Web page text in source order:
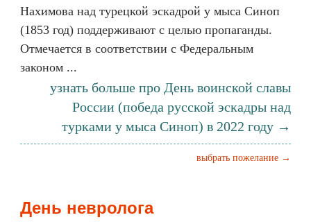
Нахимова над турецкой эскадрой у мыса Синоп
(1853 год) поддерживают с целью пропаганды.
Отмечается в соответствии с Федеральным
законом ...
узнать больше про День воинской славы
России (победа русской эскадры над
турками у мыса Синоп) в 2022 году →
выбрать пожелание →
День невролога